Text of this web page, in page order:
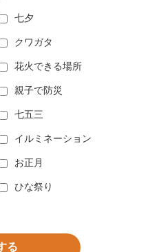
七夕
クワガタ
花火できる場所
親子で防災
七五三
イルミネーション
お正月
ひな祭り